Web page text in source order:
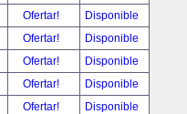
Ofertar!
Disponible
Ofertar!
Disponible
Ofertar!
Disponible
Ofertar!
Disponible
Ofertar!
Disponible